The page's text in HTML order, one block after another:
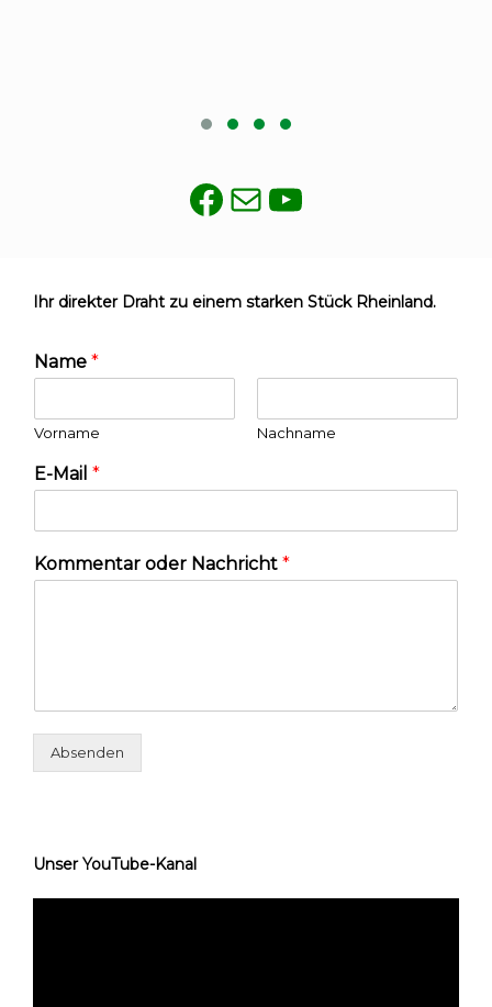
Facebook
E-MailYouTube
Ihr direkter Draht zu einem starken Stück Rheinland.
Name *
Vorname Nachname
E-Mail *
Kommentar oder Nachricht *
Absenden
Unser YouTube-Kanal